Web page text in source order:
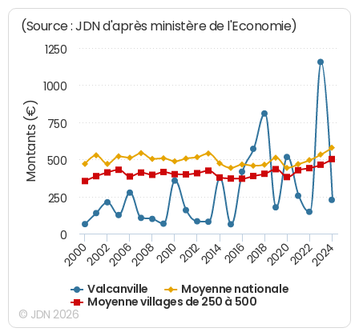
Montants (€)
(Source : JDN d'après ministère de l'Economie)
Valcanville
Moyenne nationale
Moyenne villages de 250 à 500
200020022006200820102012201420162018202020222024
0
250
500
750
1000
1250
© JDN 2026